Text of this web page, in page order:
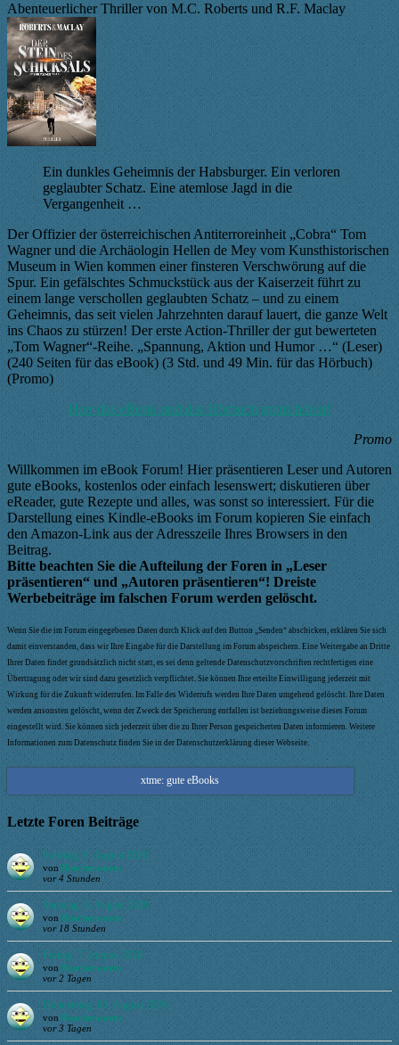
Abenteuerlicher Thriller von M.C. Roberts und R.F. Maclay
Ein dunkles Geheimnis der Habsburger. Ein verloren
geglaubter Schatz. Eine atemlose Jagd in die
Vergangenheit …
Der Offizier der österreichischen Antiterroreinheit „Cobra“ Tom
Wagner und die Archäologin Hellen de Mey vom Kunsthistorischen
Museum in Wien kommen einer finsteren Verschwörung auf die
Spur. Ein gefälschtes Schmuckstück aus der Kaiserzeit führt zu
einem lange verschollen geglaubten Schatz – und zu einem
Geheimnis, das seit vielen Jahrzehnten darauf lauert, die ganze Welt
ins Chaos zu stürzen! Der erste Action-Thriller der gut bewerteten
„Tom Wagner“-Reihe. „Spannung, Aktion und Humor …“ (Leser)
(240 Seiten für das eBook) (3 Std. und 49 Min. für das Hörbuch)
(Promo)
Hier das eBook und das Hörbuch gratis holen!
Promo
Willkommen im eBook Forum! Hier präsentieren Leser und Autoren
gute eBooks, kostenlos oder einfach lesenswert; diskutieren über
eReader, gute Rezepte und alles, was sonst so interessiert. Für die
Darstellung eines Kindle-eBooks im Forum kopieren Sie einfach
den Amazon-Link aus der Adresszeile Ihres Browsers in den
Beitrag.
Bitte beachten Sie die Aufteilung der Foren in „Leser
präsentieren“ und „Autoren präsentieren“! Dreiste
Werbebeiträge im falschen Forum werden gelöscht.
Wenn Sie die im Forum eingegebenen Daten durch Klick auf den Button „Senden“ abschicken, erklären Sie sich
damit einverstanden, dass wir Ihre Eingabe für die Darstellung im Forum abspeichern. Eine Weitergabe an Dritte
Ihrer Daten findet grundsätzlich nicht statt, es sei denn geltende Datenschutzvorschriften rechtfertigen eine
Übertragung oder wir sind dazu gesetzlich verpflichtet. Sie können Ihre erteilte Einwilligung jederzeit mit
Wirkung für die Zukunft widerrufen. Im Falle des Widerrufs werden Ihre Daten umgehend gelöscht. Ihre Daten
werden ansonsten gelöscht, wenn der Zweck der Speicherung entfallen ist beziehungsweise dieses Forum
eingestellt wird. Sie können sich jederzeit über die zu Ihrer Person gespeicherten Daten informieren. Weitere
Informationen zum Datenschutz finden Sie in der Datenschutzerklärung dieser Webseite.
xtme: gute eBooks
Letzte Foren Beiträge
Sonntag, 9. August 2026
von Buecherwurm
vor 4 Stunden
Samstag, 8. August 2026
von Buecherwurm
vor 18 Stunden
Freitag, 7. August 2026
von Buecherwurm
vor 2 Tagen
Donnerstag, 06. August 2026
von Buecherwurm
vor 3 Tagen